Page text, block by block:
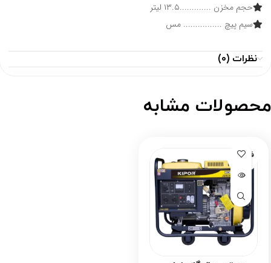
حجم مخزن .............۱۳.۵ لیتر
سیم پیچ ................ مس
نظرات (۰)
مشابه
فروخته